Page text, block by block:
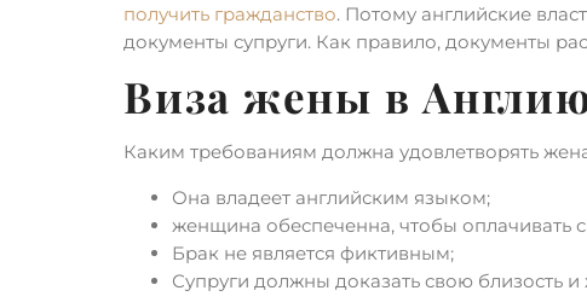
получить гражданство. Потому английские
документы супруги. Как правило, документы
Виза жены в
Каким требованиям должна удовлетворять
Она владеет английским языком;
женщина обеспеченна, чтобы оплачивать
Брак не является фиктивным;
Супруги должны доказать свою близость